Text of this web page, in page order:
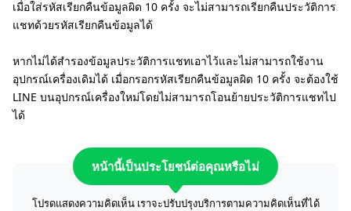
เมื่อใส่รหัสเรียกคืนข้อมูลผิด 10 ครั้ง จะไม่สามารถเรียกคืนประวัติการ
แชทด้วยรหัสเรียกคืนข้อมูลได้
หากไม่ได้สำรองข้อมูลประวัติการแชทเอาไว้และไม่สามารถใช้งาน
อุปกรณ์เครื่องเดิมได้ เมื่อกรอกรหัสเรียกคืนข้อมูลผิด 10 ครั้ง จะต้องใช้
LINE บนอุปกรณ์เครื่องใหม่โดยไม่สามารถโอนย้ายประวัติการแชทไป
ได้
หน้านี้เป็นประโยชน์ต่อคุณหรือไม่
โปรดแสดงความคิดเห็น เราจะปรับปรุงบริการตามความคิดเห็นที่ได้